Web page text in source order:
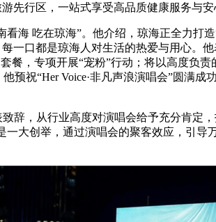
先行区，一站式享受高品质健康服务与安
吃在琼海”。他介绍，琼海正全力打
一口都是琼海人对生活的热爱与用心。
餐，专项开展“宠粉”行动；将以高度负
预祝“Her Voice·非凡声浪演唱会”圆满
，从行业高度对演唱会给予充分肯定
大创举，通过演唱会的聚客效应，引